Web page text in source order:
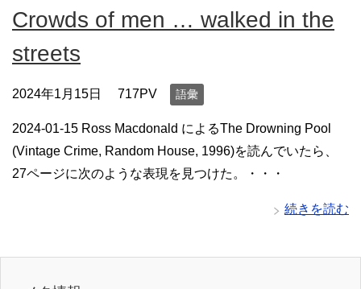
Crowds of men … walked in the
streets
2024年1月15日 717PV 語彙
2024-01-15 Ross Macdonald によるThe Drowning Pool
(Vintage Crime, Random House, 1996)を読んでいたら、
27ページに次のような表現を見つけた。・・・
続きを読む